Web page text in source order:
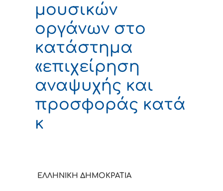
μουσικών
οργάνων στο
κατάστημα
«επιχείρηση
αναψυχής και
προσφοράς κατά
κ
ΕΛΛΗΝΙΚΗ ΔΗΜΟΚΡΑΤΙΑ